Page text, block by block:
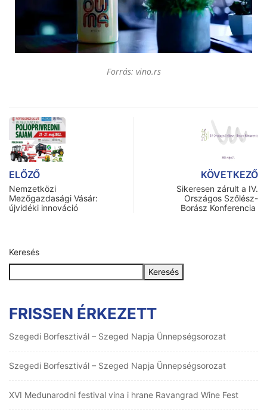
Forrás: vino.rs
ELŐZŐ
Nemzetközi
Mezőgazdasági Vásár:
újvidéki innováció
KÖVETKEZŐ
Sikeresen zárult a IV.
Országos Szőlész-
Borász Konferencia
Keresés
Keresés
FRISSEN ÉRKEZETT
Szegedi Borfesztivál – Szeged Napja Ünnepségsorozat
Szegedi Borfesztivál – Szeged Napja Ünnepségsorozat
XVI Međunarodni festival vina i hrane Ravangrad Wine Fest